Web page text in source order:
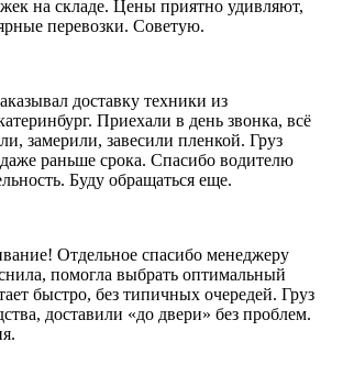
на складе. Цены приятно удивляют,
перевозки. Советую.
доставку техники из
Приехали в день звонка, всё
замерили, завесили пленкой. Груз
раньше срока. Спасибо водителю
Буду обращаться еще.
Отдельное спасибо менеджеру
помогла выбрать оптимальный
быстро, без типичных очередей. Груз
доставили «до двери» без проблем.